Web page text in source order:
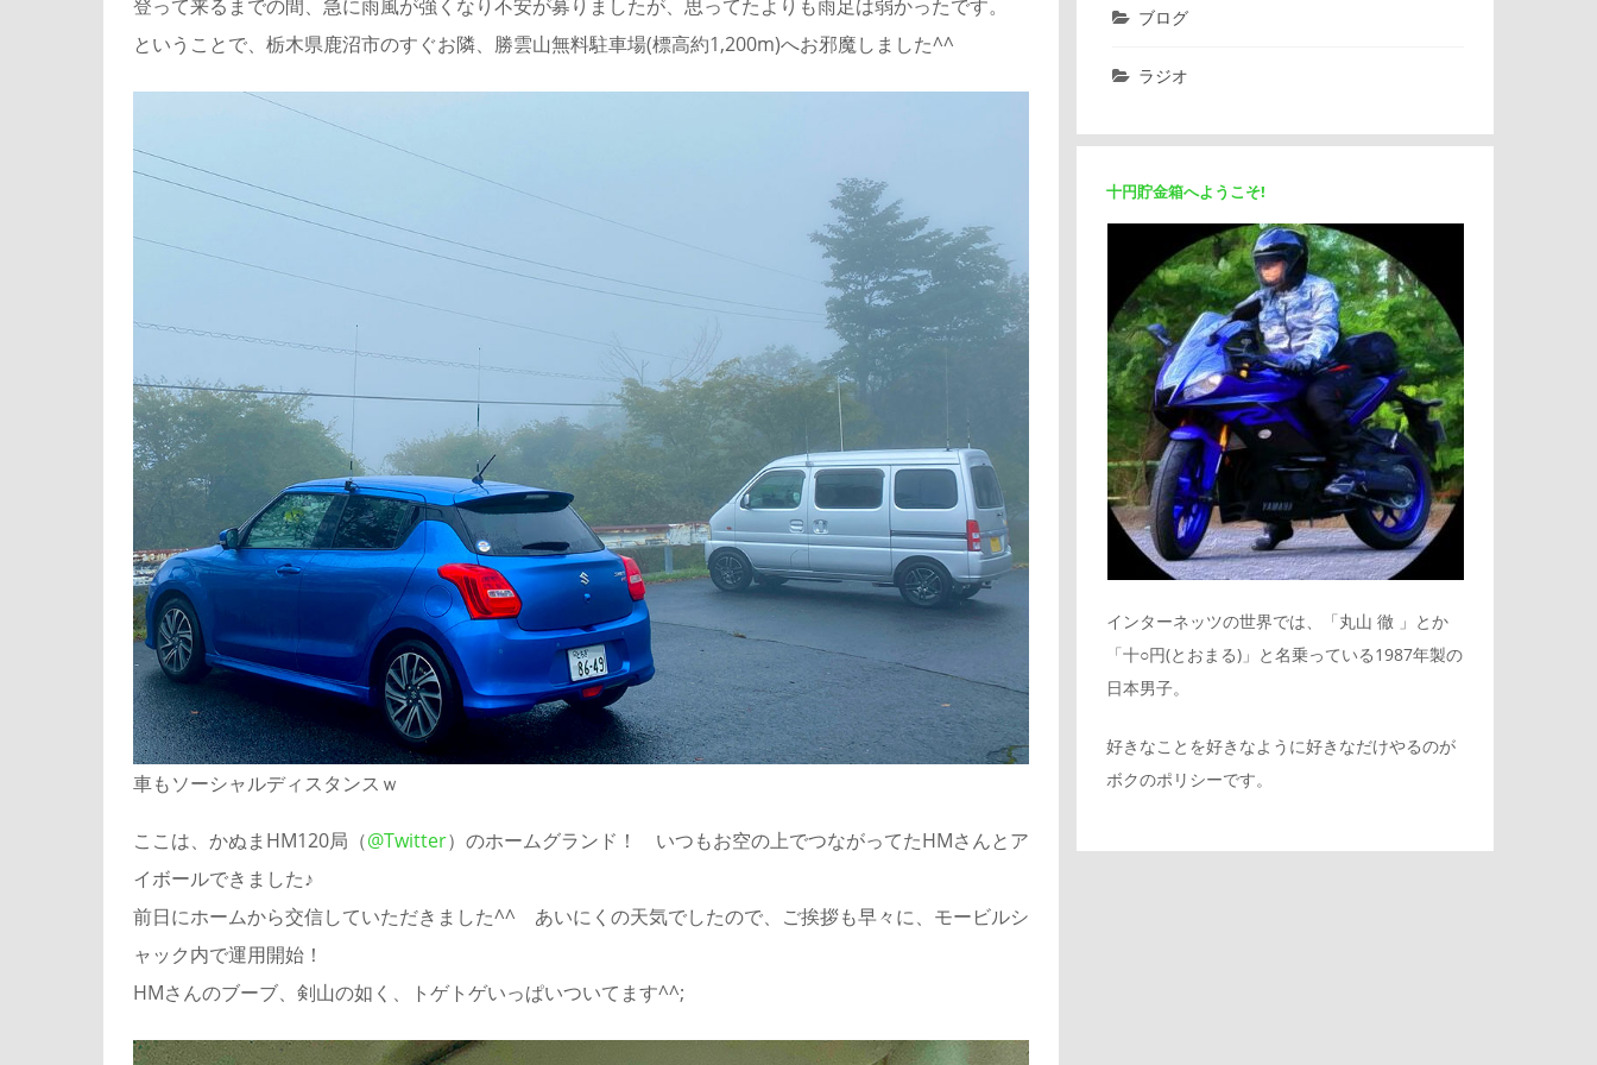
登って来るまでの間、急に雨風が強くなり不安が募りましたが、思ってたよりも雨足は弱かったです。
ということで、栃木県鹿沼市のすぐお隣、勝雲山無料駐車場(標高約1,200m)へお邪魔しました^^
車もソーシャルディスタンスｗ
ここは、かぬまHM120局（@Twitter）のホームグランド！ いつもお空の上でつながってたHMさんとア
イボールできました♪
前日にホームから交信していただきました^^ あいにくの天気でしたので、ご挨拶も早々に、モービルシ
ャック内で運用開始！
HMさんのブーブ、剣山の如く、トゲトゲいっぱいついてます^^;
ブログ
ラジオ
十円貯金箱へようこそ!
インターネッツの世界では、「丸山 徹 」とか
「十○円(とおまる)」と名乗っている1987年製の
日本男子。
好きなことを好きなように好きなだけやるのが
ボクのポリシーです。